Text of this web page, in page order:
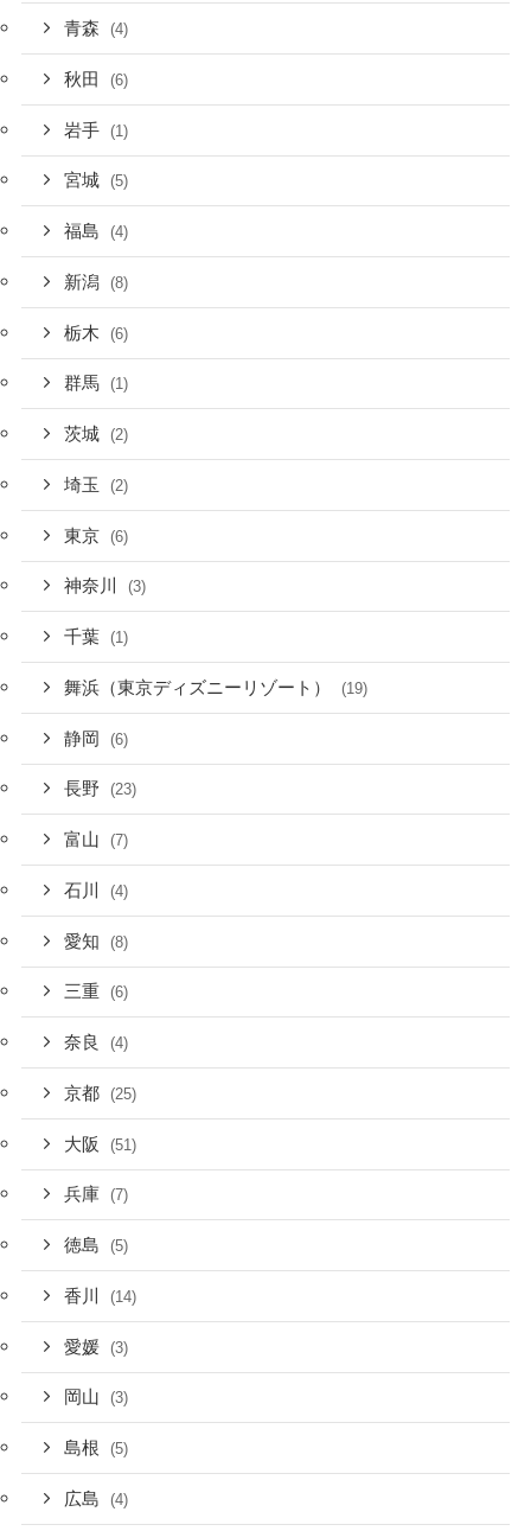
青森 (4)
秋田 (6)
岩手 (1)
宮城 (5)
福島 (4)
新潟 (8)
栃木 (6)
群馬 (1)
茨城 (2)
埼玉 (2)
東京 (6)
神奈川 (3)
千葉 (1)
舞浜（東京ディズニーリゾート） (19)
静岡 (6)
長野 (23)
富山 (7)
石川 (4)
愛知 (8)
三重 (6)
奈良 (4)
京都 (25)
大阪 (51)
兵庫 (7)
徳島 (5)
香川 (14)
愛媛 (3)
岡山 (3)
島根 (5)
広島 (4)